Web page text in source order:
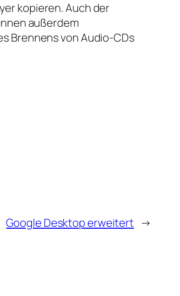
kopieren. Auch der
außerdem
Brennens von Audio-CDs
Google Desktop erweitert →